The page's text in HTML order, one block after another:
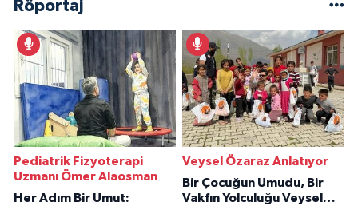
Röportaj
Pediatrik Fizyoterapi
Uzmanı Ömer Alaosman
Her Adım Bir Umut:
Veysel Özaraz Anlatıyor
Bir Çocuğun Umudu, Bir
Vakfın Yolculuğu Veysel